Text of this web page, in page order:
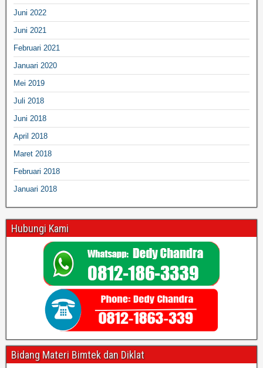
Juni 2022
Juni 2021
Februari 2021
Januari 2020
Mei 2019
Juli 2018
Juni 2018
April 2018
Maret 2018
Februari 2018
Januari 2018
Hubungi Kami
Bidang Materi Bimtek dan Diklat